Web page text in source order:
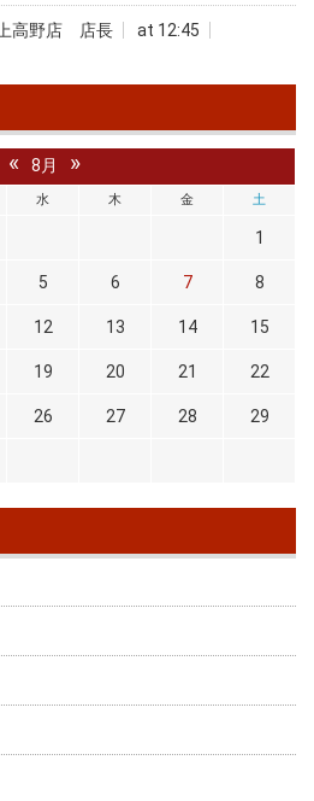
高野店 店長 at 12:45
« 8月 »
水 木 金 土
1
5 6 7 8
12 13 14 15
19 20 21 22
26 27 28 29